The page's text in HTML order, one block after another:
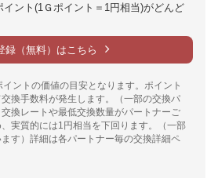
ント(1Ｇポイント＝1円相当)がどんど
録（無料）はこちら
ントの価値の目安となります。ポイント
換手数料が発生します。（一部の交換パ
換レートや最低交換数量がパートナーご
実質的には1円相当を下回ります。（一部
す）詳細は各パートナー毎の交換詳細ペ